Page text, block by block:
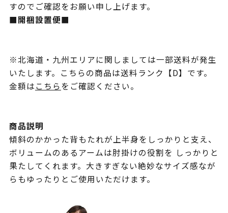
すのでご確認をお願い申し上げます。
■開梱設置便■
※北海道・九州エリアに関しましては一部送料が発生
いたします。こちらの商品は送料ランク【D】です。
金額はこちらをご確認ください。
商品説明
傾斜のかかった背もたれが上半身をしっかりと支え、
ボリュームのあるアームは肘掛けの役割を しっかりと
果たしてくれます。大きすぎない絶妙なサイズ感なが
らもゆったりとご使用いただけます。